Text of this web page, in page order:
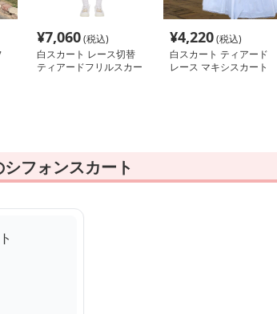
¥7,060(税込)
白スカート レース切替
ティアードフリルスカー
¥4,220(税込)
白スカート ティアード
レース マキシスカート
フォンスカート